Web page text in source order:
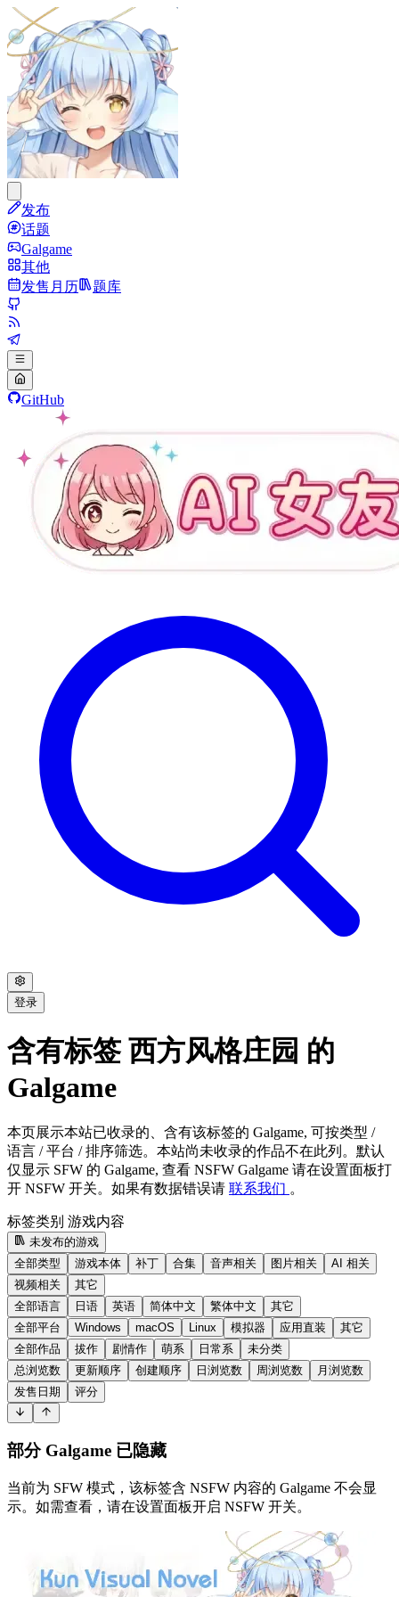
发布
话题
Galgame
其他
发售月历
题库
GitHub
登录
含有标签 西方风格庄园 的
Galgame
本页展示本站已收录的、含有该标签的 Galgame, 可按类型 /
语言 / 平台 / 排序筛选。本站尚未收录的作品不在此列。默认
仅显示 SFW 的 Galgame, 查看 NSFW Galgame 请在设置面板打
开 NSFW 开关。如果有数据错误请 联系我们 。
标签类别 游戏内容
未发布的游戏
全部类型
游戏本体 补丁 合集 音声相关 图片相关
AI 相关
视频相关
其它
全部语言
日语 英语 简体中文 繁体中文
其它
全部平台
Windows macOS Linux 模拟器 应用直装
其它
全部作品
拔作 剧情作 萌系 日常系
未分类
总浏览数
更新顺序 创建顺序 日浏览数 周浏览数
月浏览数
发售日期
评分
部分 Galgame 已隐藏
当前为 SFW 模式，该标签含 NSFW 内容的 Galgame 不会显
示。如需查看，请在设置面板开启 NSFW 开关。